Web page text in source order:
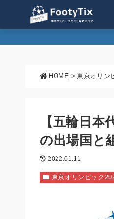
HOME > 東京オリン
【五輪日
の出場国と
2022.01.11
東京オリンピック